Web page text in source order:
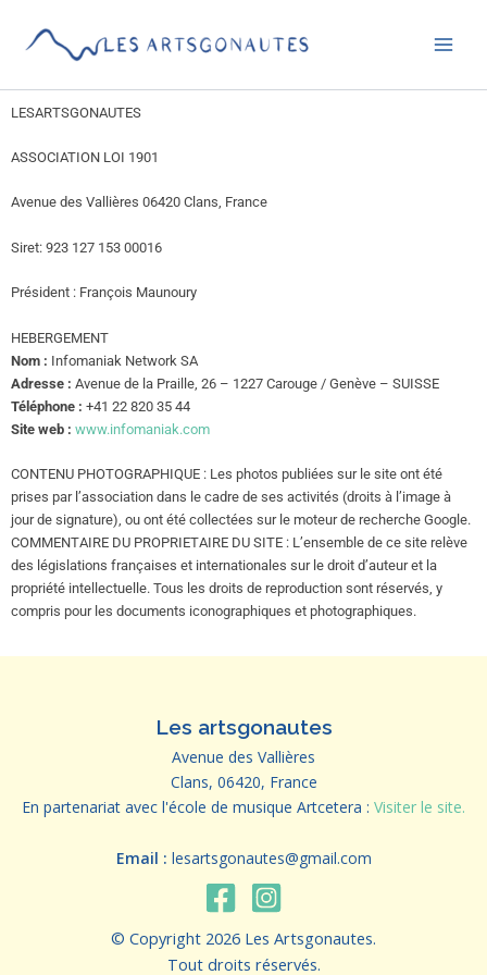
contenu
LESARTSGONAUTES
ASSOCIATION LOI 1901
Avenue des Vallières 06420 Clans, France
Siret: 923 127 153 00016
Président : François Maunoury
HEBERGEMENT
Nom : Infomaniak Network SA
Adresse : Avenue de la Praille, 26 – 1227 Carouge / Genève – SUISSE
Téléphone : +41 22 820 35 44
Site web : www.infomaniak.com
CONTENU PHOTOGRAPHIQUE : Les photos publiées sur le site ont été
prises par l’association dans le cadre de ses activités (droits à l’image à
jour de signature), ou ont été collectées sur le moteur de recherche Google.
COMMENTAIRE DU PROPRIETAIRE DU SITE : L’ensemble de ce site relève
des législations françaises et internationales sur le droit d’auteur et la
propriété intellectuelle. Tous les droits de reproduction sont réservés, y
compris pour les documents iconographiques et photographiques.
Les artsgonautes
Avenue des Vallières
Clans, 06420, France
En partenariat avec l'école de musique Artcetera : Visiter le site.
Email : lesartsgonautes@gmail.com
© Copyright 2026 Les Artsgonautes.
Tout droits réservés.